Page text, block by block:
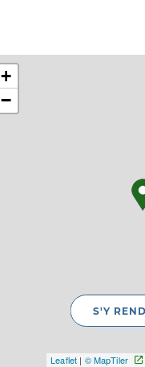
+
−
Leaflet | © MapTiler
S'Y